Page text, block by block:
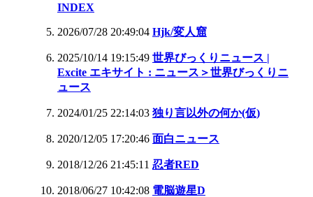
INDEX
2026/07/28 20:49:04 Hjk/変人窟
2025/10/14 19:15:49 世界びっくりニュース |
Excite エキサイト : ニュース＞世界びっくりニ
ュース
2024/01/25 22:14:03 独り言以外の何か(仮)
2020/12/05 17:20:46 面白ニュース
2018/12/26 21:45:11 忍者RED
2018/06/27 10:42:08 電脳遊星D